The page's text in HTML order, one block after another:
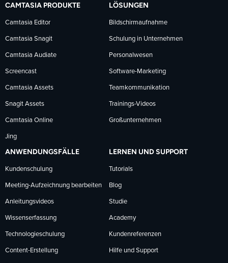
Facebook
folgen
LinkedIn
folgen
YouTube
folgen
CAMTASIA PRODUKTE
Camtasia Editor
Camtasia Snagit
Camtasia Audiate
Screencast
Camtasia Assets
Snagit Assets
Camtasia Online
Jing
LÖSUNGEN
Bildschirmaufnahme
Schulung in Unternehmen
Personalwesen
Software-Marketing
Teamkommunikation
Trainings-Videos
Großunternehmen
ANWENDUNGSFÄLLE
Kundenschulung
Meeting-Aufzeichnung bearbeiten
Anleitungsvideos
Wissenserfassung
Technologieschulung
Content-Erstellung
LERNEN UND SUPPORT
Tutorials
Blog
Studie
Academy
Kundenreferenzen
Hilfe und Support